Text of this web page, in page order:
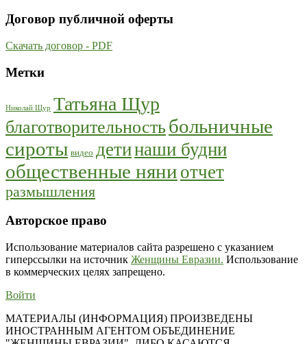
Договор публичной оферты
Скачать договор - PDF
Метки
Николай Щур Татьяна Щур
благотворительность больничные
сироты видео детинаши будни
общественные няни отчет
размышления
Авторское право
Использование материалов сайта разрешено с указанием
гиперссылки на источник Женщины Евразии. Использование
в коммерческих целях запрещено.
Войти
МАТЕРИАЛЫ (ИНФОРМАЦИЯ) ПРОИЗВЕДЕНЫ
ИНОСТРАННЫМ АГЕНТОМ ОБЪЕДИНЕНИЕ